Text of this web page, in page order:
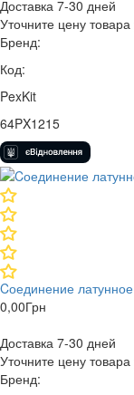
Доставка 7-30 дней
Уточните цену
Бренд:
Код:
PexKit
64PX1215
Cоединение
0,00Грн
Доставка 7-30 дней
Уточните цену
Бренд: